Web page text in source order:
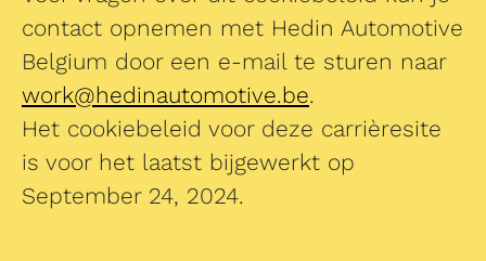
contact opnemen met Hedin Automotive
Belgium door een e-mail te sturen naar
work@hedinautomotive.be.
Het cookiebeleid voor deze carrièresite
is voor het laatst bijgewerkt op
September 24, 2024.